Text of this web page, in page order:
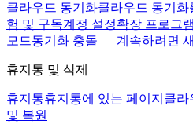
클라우드 동기화클라우드 동기화
험 및 구독계정 설정확장 프로그
모드동기화 충돌 — 계속하려면
휴지통 및 삭제
휴지통휴지통에 있는 페이지 클라
및 복원